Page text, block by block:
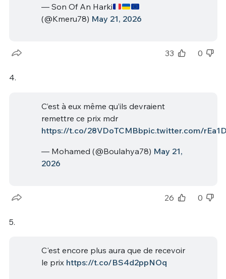
— Son Of An Harki
(@Kmeru78) May 21, 2026
33 0
4.
C’est à eux même qu’ils devraient
remettre ce prix mdr
https://t.co/28VDoTCMBbpic.twitter.com/
— Mohamed (@Boulahya78) May 21,
2026
26 0
5.
C'est encore plus aura que de recevoir
le prix https://t.co/BS4d2ppNOq